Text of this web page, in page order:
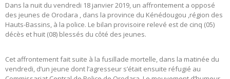
Dans la nuit du vendredi 18 janvier 2019, un affrontement a opposé
des jeunes de Orodara , dans la province du Kénédougou ,région des
Hauts-Bassins, à la police. Le bilan provisoire relevé est de cinq (05)
décès et huit (08) blessés du côté des jeunes.
Cet affrontement fait suite à la fusillade mortelle, dans la matinée du
vendredi, d’un jeune dont l’agresseur s’était ensuite réfugié au